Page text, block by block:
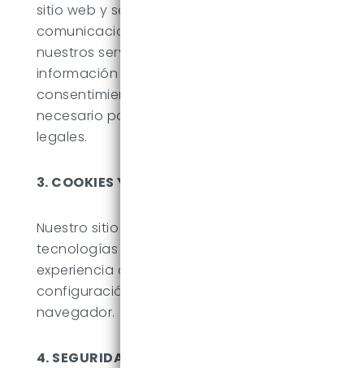
sitio web y servicios, y enviar
comunicaciones relacionadas con
nuestros servicios. No compartimos tu
información personal con terceros sin tu
consentimiento, excepto cuando sea
necesario para cumplir con obligaciones
legales.
3. COOKIES Y TECNOLOGÍAS SIMILARES
Nuestro sitio web utiliza cookies y
tecnologías similares para mejorar tu
experiencia de usuario. Puedes ajustar la
configuración de cookies en tu
navegador.
4. SEGURIDAD DE DATOS